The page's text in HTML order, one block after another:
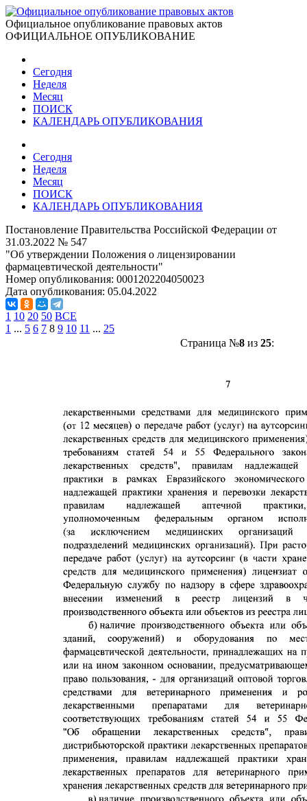
Официальное опубликование правовых актов
ОФИЦИАЛЬНОЕ ОПУБЛИКОВАНИЕ
Сегодня
Неделя
Месяц
ПОИСК
КАЛЕНДАРЬ ОПУБЛИКОВАНИЯ
Сегодня
Неделя
Месяц
ПОИСК
КАЛЕНДАРЬ ОПУБЛИКОВАНИЯ
Постановление Правительства Российской Федерации от
31.03.2022 № 547
"Об утверждении Положения о лицензировании
фармацевтической деятельности"
Номер опубликования: 0001202204050023
Дата опубликования: 05.04.2022
1 10 20 50 ВСЕ
1 ... 5 6 7 8 9 10 11 ... 25
Страница №8из 25: